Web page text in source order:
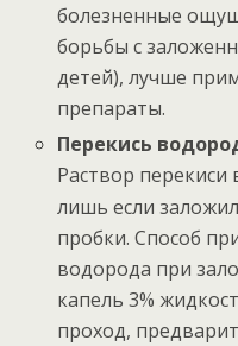
болезненные
борьбы с
детей), лучше
препараты.
Перекись
Раствор перекиси
лишь если
пробки. Способ
водорода при
капель 3%
проход,